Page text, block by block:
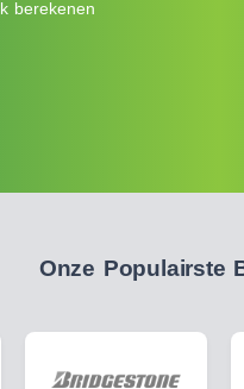
berekenen
Onze Populairste